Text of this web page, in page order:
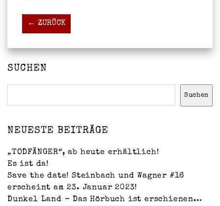
← ZURÜCK
SUCHEN
Suchen
NEUESTE BEITRÄGE
„TODFÄNGER“, ab heute erhältlich!
Es ist da!
Save the date! Steinbach und Wagner #16
erscheint am 23. Januar 2023!
Dunkel Land – Das Hörbuch ist erschienen…